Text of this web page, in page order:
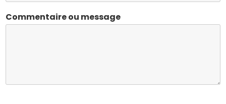
Commentaire ou message